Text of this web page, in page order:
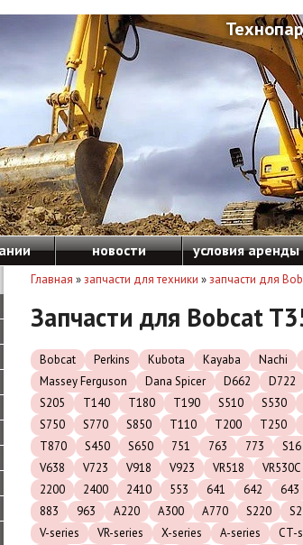
новости условия аренды
Главная »запчасти для техники »запчасти для
Запчасти для Bobcat
Bobcat Perkins Kubota Kayaba Nachi
Massey Ferguson
Dana Spicer D662 D722
S205
T140 T180 T190 S510 S530
S750
S770 S850 T110 T200 T250
T870
S450 S650 751 763 773 S16
V638
V723 V918 V923 VR518 VR530C
2200
2400 2410 553 641 642 643
883
963 A220 A300 A770 S220
V-series
VR-series X-series A-series CT-